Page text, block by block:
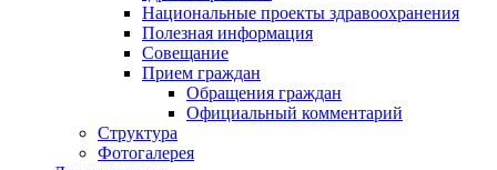
Национальные проекты здравоохранения
Полезная информация
Совещание
Прием граждан
Обращения граждан
Официальный комментарий
Структура
Фотогалерея